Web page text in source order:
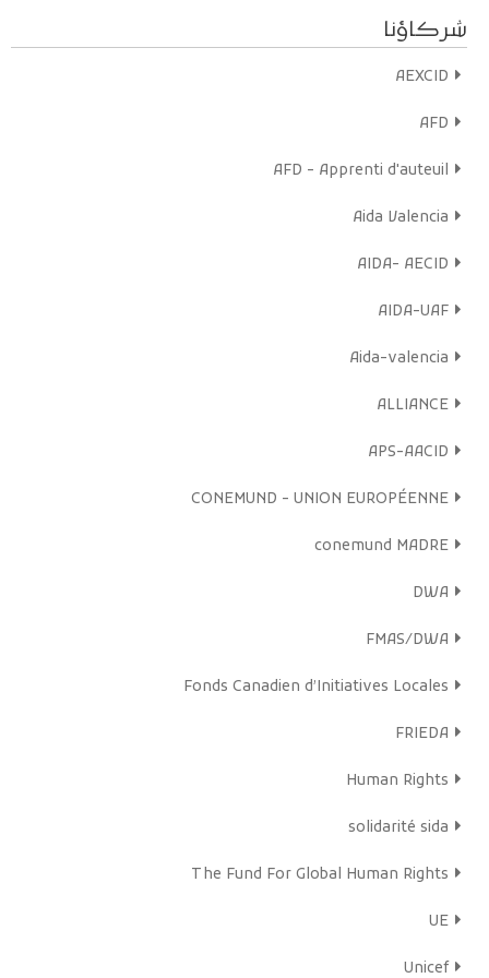
شركاؤنا
AEXCID
AFD
AFD - Apprenti d'auteuil
Aida Valencia
AIDA- AECID
AIDA-UAF
Aida-valencia
ALLIANCE
APS-AACID
CONEMUND - UNION EUROPÉENNE
conemund MADRE
DWA
FMAS/DWA
Fonds Canadien d’Initiatives Locales
FRIEDA
Human Rights
solidarité sida
The Fund For Global Human Rights
UE
Unicef
locaux et l’opinion publique sur l’exclusion et les difficultés de